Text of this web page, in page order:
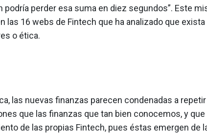
podría perder esa suma en diez segundos”. Este
las 16 webs de Fintech que ha analizado que exista
o ética.
las nuevas finanzas parecen condenadas a
que las finanzas que tan bien conocemos, y que
de las propias Fintech, pues éstas emergen de